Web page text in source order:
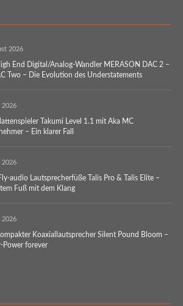
2026
End Digital/Analog-Wandler MERASON DAC 2 –
Two – Die Evolution des Understatements
2026
Takumi Level 1.1 mit Aka MC
– Ein klarer Fall
2026
audio Lautsprecherfüße Talis Pro & Talis Elite –
Fuß mit dem Klang
2026
Koaxiallautsprecher Silent Pound Bloom –
Power forever